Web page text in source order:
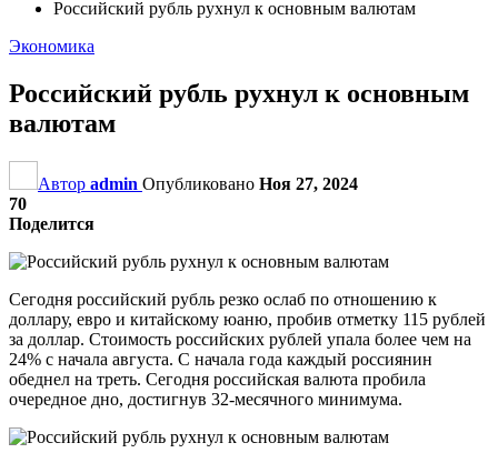
Российский рубль рухнул к основным валютам
Экономика
Российский рубль рухнул к основным
валютам
Автор admin Опубликовано Ноя 27, 2024
70
Поделится
Сегодня российский рубль резко ослаб по отношению к
доллару, евро и китайскому юаню, пробив отметку 115 рублей
за доллар. Стоимость российских рублей упала более чем на
24% с начала августа. С начала года каждый россиянин
обеднел на треть. Сегодня российская валюта пробила
очередное дно, достигнув 32-месячного минимума.